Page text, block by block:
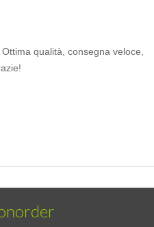
qualità, consegna veloce,